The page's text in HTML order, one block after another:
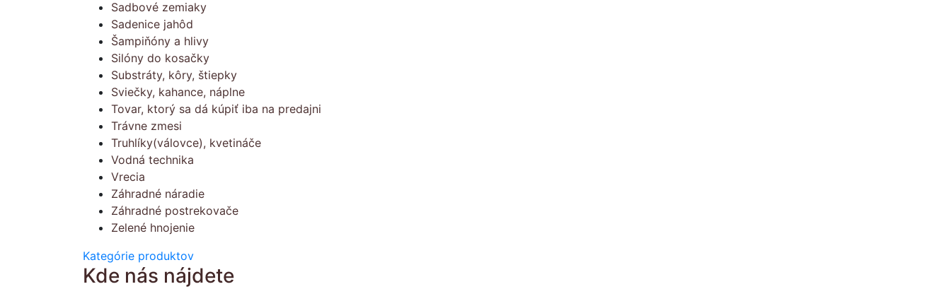
Sadbové zemiaky
Sadenice jahôd
Šampiňóny a hlivy
Silóny do kosačky
Substráty, kôry, štiepky
Sviečky, kahance, náplne
Tovar, ktorý sa dá kúpiť iba na predajni
Trávne zmesi
Truhlíky(válovce), kvetináče
Vodná technika
Vrecia
Záhradné náradie
Záhradné postrekovače
Zelené hnojenie
Kategórie produktov
Kde nás nájdete